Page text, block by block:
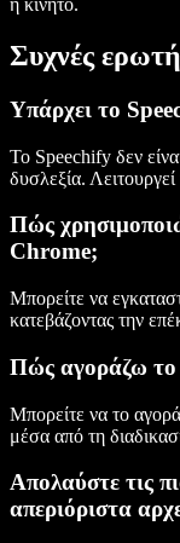
ή κινητό.
Συχνές
Υπάρχει το
Το Speechify δεν
δυσλεξία. Λειτουργεί
Πώς
Chrome;
Μπορείτε να
κατεβάζοντας την
Πώς αγοράζω το
Μπορείτε να το
μέσα από τη
Απολαύστε τις
απεριόριστα